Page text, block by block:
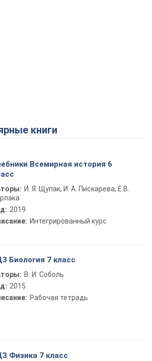
книги
Всемирная история 6
И. Я. Щупак, И. А. Пискарева, Е.В.
2019
Интегрированный курс
Биология 7 класс
В. И. Соболь
2015
Рабочая тетрадь
Физика 7 класс